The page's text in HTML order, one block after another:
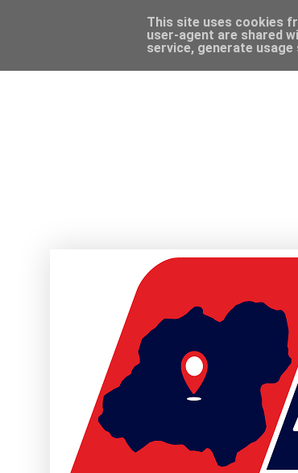
This site uses cookies
user-agent are shared
service, generate